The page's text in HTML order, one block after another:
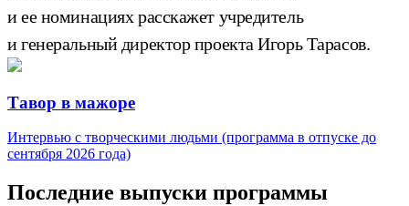
и ее номинациях расскажет учредитель
и генеральный директор проекта Игорь Тарасов.
Тавор в мажоре
Интервью с творческими людьми (программа в отпуске до
сентября 2026 года)
Последние выпуски программы